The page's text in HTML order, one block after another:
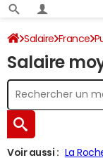
Salaire France
Salaire
Voir aussi : La